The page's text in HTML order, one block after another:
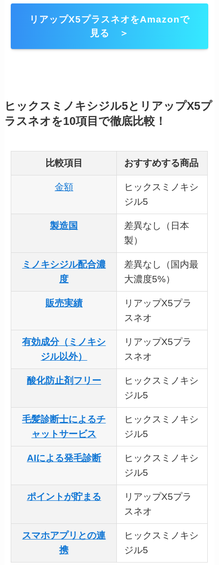
リアップX5プラスネオをAmazonで
見る ＞
ヒックスミノキシジル5とリアップX5プ
ラスネオを10項目で徹底比較！
比較項目 おすすめする商品
金額
ヒックスミノキシ
ジル5
製造国
差異なし（日本
製）
ミノキシジル配合濃
度
差異なし（国内最
大濃度5%）
販売実績
リアップX5プラ
スネオ
有効成分（ミノキシ
ジル以外）
リアップX5プラ
スネオ
酸化防止剤フリー
ヒックスミノキシ
ジル5
毛髪診断士によるチ
ャットサービス
ヒックスミノキシ
ジル5
AIによる発毛診断
ヒックスミノキシ
ジル5
ポイントが貯まる
リアップX5プラ
スネオ
スマホアプリとの連
携
ヒックスミノキシ
ジル5